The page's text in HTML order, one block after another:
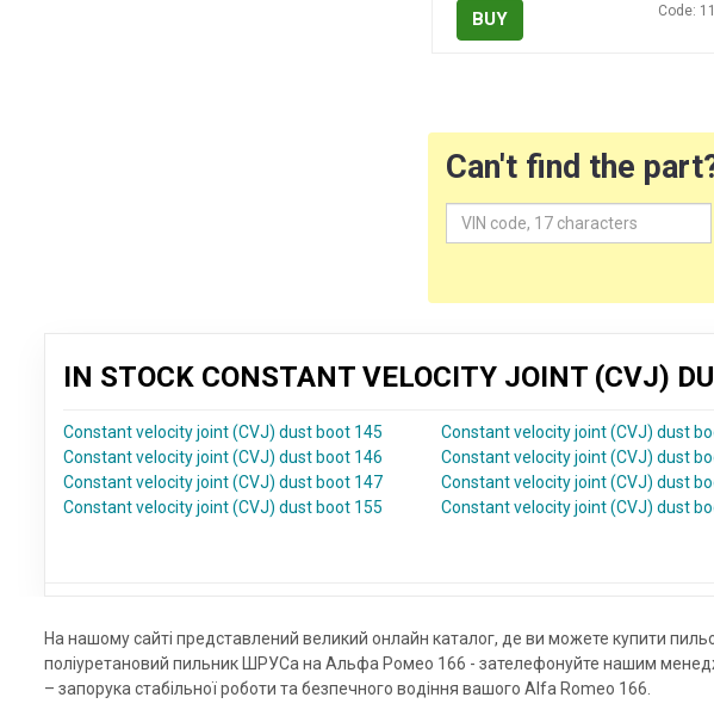
BUY Code:
Can't find the
IN STOCK CONSTANT VELOCITY JOINT (CVJ)
Constant velocity joint (CVJ) dust boot 145
Constant velocity joint (CVJ) dust boot 146
Constant velocity joint (CVJ) dust boot 147
Constant velocity joint (CVJ) dust boot 155
Constant velocity joint (CVJ) dust
Constant velocity joint (CVJ) dust
Constant velocity joint (CVJ) dust
Constant velocity joint (CVJ) dust
На нашому сайті представлений великий онлайн каталог, де ви можете купити
поліуретановий пильник ШРУСа на Альфа Ромео 166 - зателефонуйте нашим
– запорука стабільної роботи та безпечного водіння вашого Alfa Romeo 166.